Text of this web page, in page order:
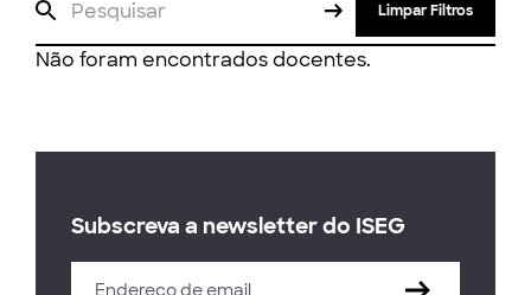
Limpar Filtros
Não foram encontrados docentes.
Subscreva a newsletter do ISEG